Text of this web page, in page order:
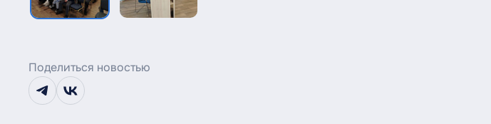
Поделиться новостью
telegram
vk